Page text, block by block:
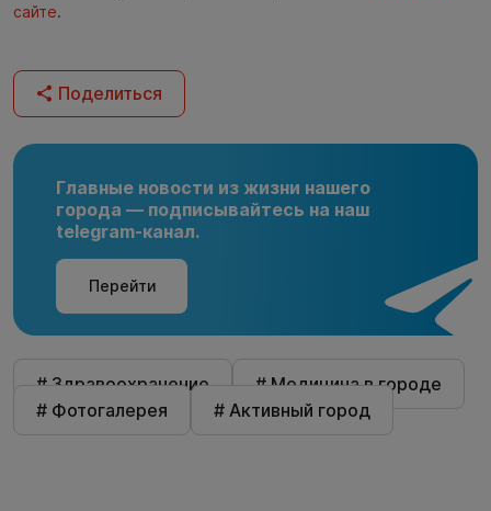
сайте.
Поделиться
Главные новости из жизни нашего
города — подписывайтесь на наш
telegram-канал.
Перейти
# Здравоохранение
# Медицина в городе
# Фотогалерея
# Активный город